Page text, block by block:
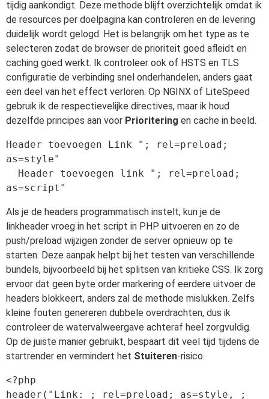
tijdig aankondigt. Deze methode blijft overzichtelijk omdat ik
de resources per doelpagina kan controleren en de levering
duidelijk wordt gelogd. Het is belangrijk om het type as te
selecteren zodat de browser de prioriteit goed afleidt en
caching goed werkt. Ik controleer ook of HSTS en TLS
configuratie de verbinding snel onderhandelen, anders gaat
een deel van het effect verloren. Op NGINX of LiteSpeed
gebruik ik de respectievelijke directives, maar ik houd
dezelfde principes aan voor Prioritering en cache in beeld.
Header toevoegen Link "; rel=preload;
as=style"
Als je de headers programmatisch instelt, kun je de
linkheader vroeg in het script in PHP uitvoeren en zo de
push/preload wijzigen zonder de server opnieuw op te
starten. Deze aanpak helpt bij het testen van verschillende
bundels, bijvoorbeeld bij het splitsen van kritieke CSS. Ik zorg
ervoor dat geen byte order markering of eerdere uitvoer de
headers blokkeert, anders zal de methode mislukken. Zelfs
kleine fouten genereren dubbele overdrachten, dus ik
controleer de watervalweergave achteraf heel zorgvuldig.
Op de juiste manier gebruikt, bespaart dit veel tijd tijdens de
startrender en vermindert het Stuiteren-risico.
<?php
header("Link: ; rel=preload; as=style, ;